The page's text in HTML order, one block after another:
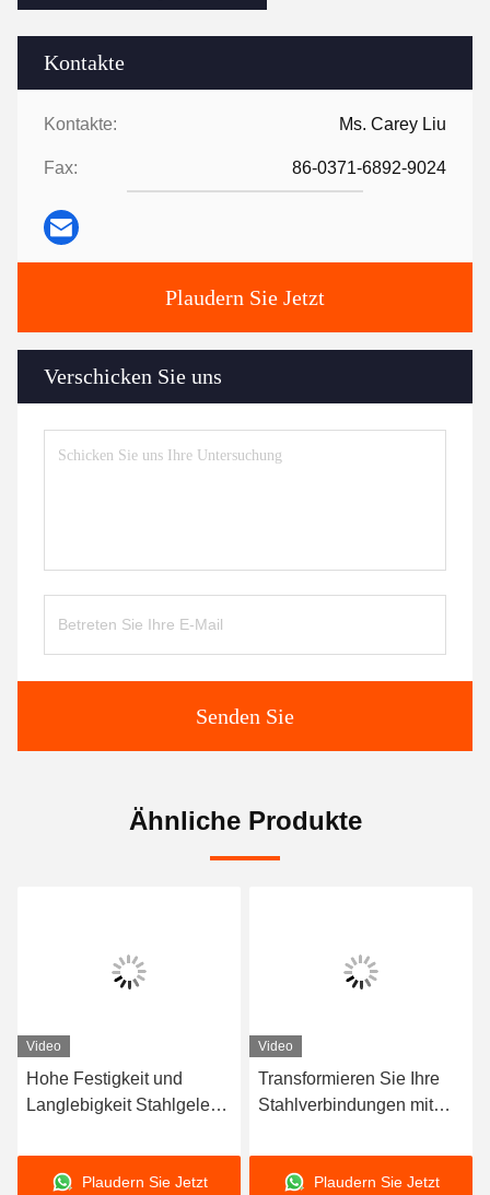
Kontakte
Kontakte: Ms. Carey Liu
Fax: 86-0371-6892-9024
Plaudern Sie Jetzt
Verschicken Sie uns
Senden Sie
Ähnliche Produkte
Video
Hohe Festigkeit und
Langlebigkeit Stahlgelenk
mit Flanschverbindung
Plaudern Sie Jetzt
Video
Transformieren Sie Ihre
Stahlverbindungen mit
Stahlgewinn für maximale
FestigkeitPlaudern Sie Jetzt